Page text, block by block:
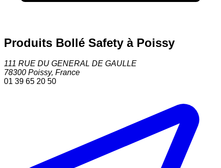
Produits Bollé Safety à Poissy
111 RUE DU GENERAL DE GAULLE
78300 Poissy, France
01 39 65 20 50